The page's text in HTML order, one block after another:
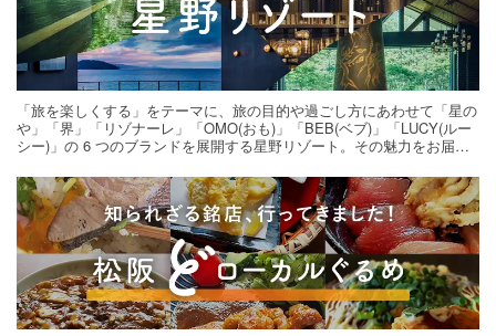
「旅を楽しくする」をテーマに、旅の目的や過ごし方にあわせて「星の
や」「界」「リゾナーレ」「OMO(おも)」「BEB(ベブ)」「LUCY(ルー
シー)」の 6 つのブランドを展開する星野リゾート。その魅力をお届け